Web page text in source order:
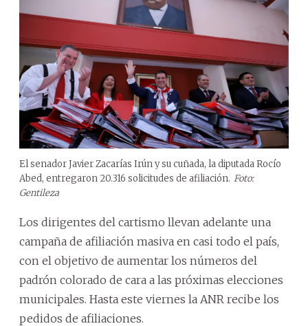
El senador Javier Zacarías Irún y su cuñada, la diputada Rocío
Abed, entregaron 20.316 solicitudes de afiliación. Foto:
Gentileza
Los dirigentes del cartismo llevan adelante una
campaña de afiliación masiva en casi todo el país,
con el objetivo de aumentar los números del
padrón colorado de cara a las próximas elecciones
municipales. Hasta este viernes la ANR recibe los
pedidos de afiliaciones.